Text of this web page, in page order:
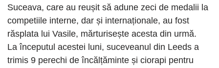
Suceava, care au reușit să adune zeci de medalii la
competiile interne, dar și internaționale, au fost
răsplata lui Vasile, mărturisește acesta din urmă.
La începutul acestei luni, suceveanul din Leeds a
trimis 9 perechi de încălțăminte și ciorapi pentru